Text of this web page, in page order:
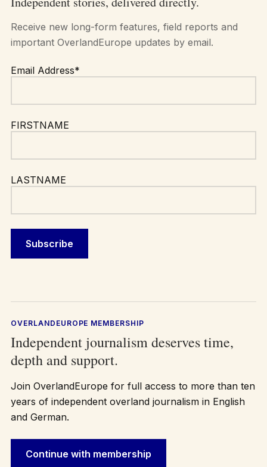
Receive new long-form features, field reports and
important OverlandEurope updates by email.
Email Address*
FIRSTNAME
LASTNAME
OVERLANDEUROPE MEMBERSHIP
Independent journalism deserves time,
depth and support.
Join OverlandEurope for full access to more than ten
years of independent overland journalism in English
and German.
Continue with membership